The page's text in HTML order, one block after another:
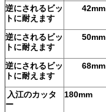
逆にされるビッ
トに耐えます
42mm
逆にされるビッ
トに耐えます
50mm
逆にされるビッ
トに耐えます
68mm
入江のカッタ
ー
180mm